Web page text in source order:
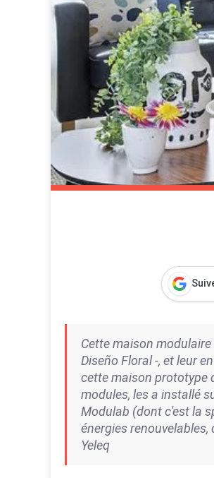
Cette maison
Diseño Floral -, et leur
cette maison prototype
modules, les a installé
Modulab (dont c'est la
énergies
Yeleq